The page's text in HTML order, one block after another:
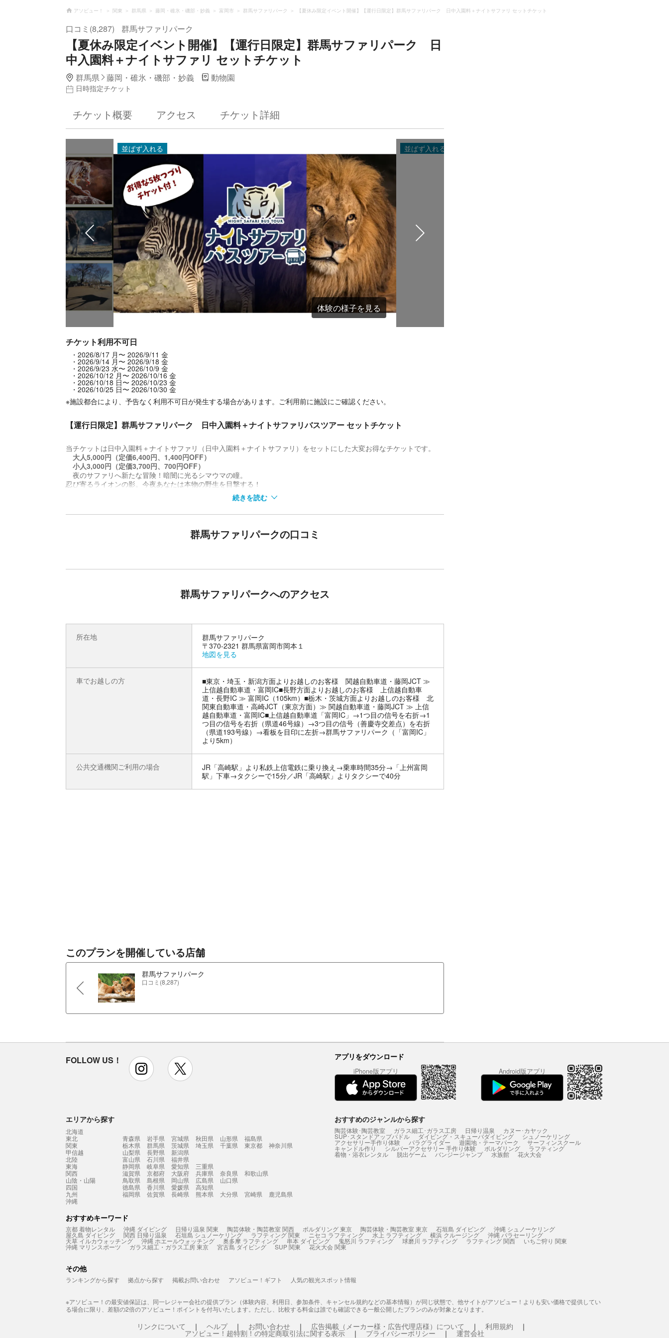
アソビュー！ 関東 群馬県 藤岡・碓氷・磯部・妙義 富岡市 群馬サファリパーク 【夏休み限定イベント開催】【運行日限定】群馬サファリパーク 日中入園料＋ナイトサファリ セットチケット
口コミ(8,287) 群馬サファリパーク
【夏休み限定イベント開催】【運行日限定】群馬サファリパーク 日
中入園料＋ナイトサファリ セットチケット
群馬県 藤岡・碓氷・磯部・妙義 動物園
日時指定チケット
チケット概要 アクセス チケット詳細
体験の様子を見る
チケット利用不可日
2026/8/17 月〜 2026/9/11 金
2026/9/14 月〜 2026/9/18 金
2026/9/23 水〜 2026/10/9 金
2026/10/12 月〜 2026/10/16 金
2026/10/18 日〜 2026/10/23 金
2026/10/25 日〜 2026/10/30 金
※施設都合により、予告なく利用不可日が発生する場合があります。ご利用前に施設にご確認ください。
【運行日限定】群馬サファリパーク 日中入園料＋ナイトサファリバスツアー セットチケット
当チケットは日中入園料＋ナイトサファリ（日中入園料＋ナイトサファリ）をセットにした大変お得なチケットです。
大人5,000円（定価6,400円、1,400円OFF）
小人3,000円（定価3,700円、700円OFF）
夜のサファリへ新たな冒険！暗闇に光るシマウマの瞳。
忍び寄るライオンの影。今夜あなたは本物の野生を目撃する！
暗闇の中で光る動物たちの瞳、ザワつく物音！昼間では見られない野生の表情に出会える！
暗闇に光るシマウマの瞳、忍び寄るライオンの影、昼間では見られない野生の表情に出会えます。
ふわふわドーム、ワークショップや限定メニューを揃えたキッチンカーなど、楽しいイベントが勢ぞろい
続きを読む
群馬サファリパークの口コミ
群馬サファリパークへのアクセス
所在地
群馬サファリパーク
〒370-2321 群馬県富岡市岡本１
地図を見る
車でお越しの方
■東京・埼玉・新潟方面よりお越しのお客様 関越自動車道・藤岡JCT ≫
上信越自動車道・富岡IC■長野方面よりお越しのお客様 上信越自動車
道・長野IC ≫ 富岡IC（105km）■栃木・茨城方面よりお越しのお客様 北
関東自動車道・高崎JCT（東京方面）≫ 関越自動車道・藤岡JCT ≫ 上信
越自動車道・富岡IC■上信越自動車道「富岡IC」→1つ目の信号を右折→1
つ目の信号を右折（県道46号線）→3つ目の信号（善慶寺交差点）を右折
（県道193号線）→看板を目印に左折→群馬サファリパーク（「富岡IC」
より5km）
公共交通機関ご利用の場合
JR「高崎駅」より私鉄上信電鉄に乗り換え→乗車時間35分→「上州富岡
駅」下車→タクシーで15分／JR「高崎駅」よりタクシーで40分
このプランを開催している店舗
群馬サファリパーク
口コミ(8,287)
FOLLOW US！ instagram アプリをダウンロード
iPhone版アプリ Android版アプリ
エリアから探す
北海道
東北
青森県 岩手県 宮城県 秋田県 山形県
福島県
関東
栃木県 群馬県 茨城県 埼玉県 千葉県 東京都
神奈川県
甲信越
山梨県 長野県
新潟県
北陸
富山県 石川県
福井県
東海
静岡県 岐阜県 愛知県
三重県
関西
滋賀県 京都府 大阪府 兵庫県 奈良県
和歌山県
山陰・山陽
鳥取県 島根県 岡山県 広島県
山口県
四国
徳島県 香川県 愛媛県
高知県
九州
福岡県 佐賀県 長崎県 熊本県 大分県 宮崎県
鹿児島県
沖縄
おすすめのジャンルから探す
陶芸体験･陶芸教室 ガラス細工･ガラス工房 日帰り温泉 カヌー･カヤック
SUP･スタンドアップパドル ダイビング・スキューバダイビング シュノーケリング
アクセサリー手作り体験 パラグライダー 遊園地・テーマパーク サーフィンスクール
キャンドル作り シルバーアクセサリー 手作り体験 ボルダリング ラフティング
着物・浴衣レンタル 脱出ゲーム バンジージャンプ 水族館 花火大会
おすすめキーワード
京都 着物レンタル 沖縄 ダイビング 日帰り温泉 関東 陶芸体験・陶芸教室 関西 ボルダリング 東京 陶芸体験・陶芸教室 東京 石垣島 ダイビング 沖縄 シュノーケリング
屋久島 ダイビング 関西 日帰り温泉 石垣島 シュノーケリング ラフティング 関東 ニセコ ラフティング 水上 ラフティング 横浜 クルージング 沖縄 パラセーリング
天草 イルカウォッチング 沖縄 ホエールウォッチング 奥多摩 ラフティング 串本 ダイビング 鬼怒川 ラフティング 球磨川 ラフティング ラフティング 関西 いちご狩り 関東
沖縄 マリンスポーツ ガラス細工・ガラス工房 東京 宮古島 ダイビング SUP 関東 花火大会 関東
その他
ランキングから探す 拠点から探す 掲載お問い合わせ アソビュー！ギフト 人気の観光スポット情報
※アソビュー！の最安値保証は、同一レジャー会社の提供プラン（体験内容、利用日、参加条件、キャンセル規約などの基本情報）が同じ状態で、他サイトがアソビュー！よりも安い価格で提供してい
る場合に限り、差額の2倍のアソビュー！ポイントを付与いたします。ただし、比較する料金は誰でも確認できる一般公開したプランのみが対象となります。
リンクについて ヘルプ お問い合わせ 広告掲載（メーカー様・広告代理店様）について 利用規約
アソビュー！超特割！の特定商取引法に関する表示 プライバシーポリシー 運営会社